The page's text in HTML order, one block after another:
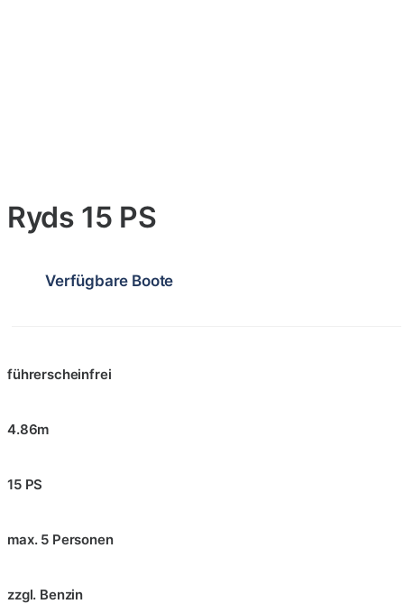
Ryds 15 PS
Verfügbare Boote
führerscheinfrei
4.86m
15 PS
max. 5 Personen
zzgl. Benzin